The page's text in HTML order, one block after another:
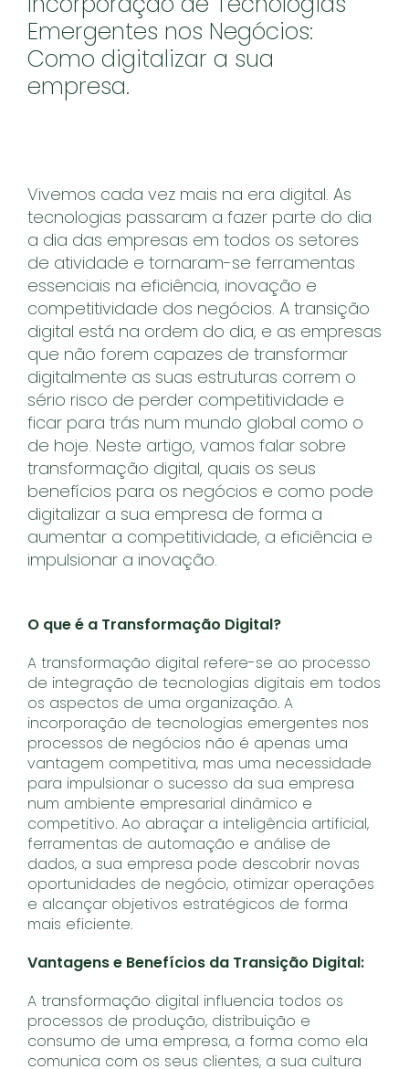
Emergentes nos Negócios:
Como digitalizar a sua
empresa.
Vivemos cada vez mais na era digital. As
tecnologias passaram a fazer parte do dia
a dia das empresas em todos os setores
de atividade e tornaram-se ferramentas
essenciais na eficiência, inovação e
competitividade dos negócios. A transição
digital está na ordem do dia, e as empresas
que não forem capazes de transformar
digitalmente as suas estruturas correm o
sério risco de perder competitividade e
ficar para trás num mundo global como o
de hoje. Neste artigo, vamos falar sobre
transformação digital, quais os seus
benefícios para os negócios e como pode
digitalizar a sua empresa de forma a
aumentar a competitividade, a eficiência e
impulsionar a inovação.
O que é a Transformação Digital?
A transformação digital refere-se ao processo
de integração de tecnologias digitais em todos
os aspectos de uma organização. A
incorporação de tecnologias emergentes nos
processos de negócios não é apenas uma
vantagem competitiva, mas uma necessidade
para impulsionar o sucesso da sua empresa
num ambiente empresarial dinâmico e
competitivo. Ao abraçar a inteligência artificial,
ferramentas de automação e análise de
dados, a sua empresa pode descobrir novas
oportunidades de negócio, otimizar operações
e alcançar objetivos estratégicos de forma
mais eficiente.
Vantagens e Benefícios da Transição Digital:
A transformação digital influencia todos os
processos de produção, distribuição e
consumo de uma empresa, a forma como ela
comunica com os seus clientes, a sua cultura